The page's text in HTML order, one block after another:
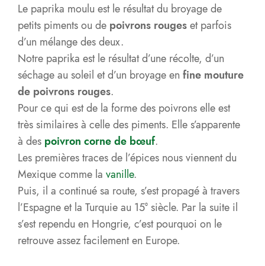
Le paprika moulu est le résultat du broyage de
petits piments ou de poivrons rougeset parfois
d’un mélange des deux.
Notre paprika est le résultat d’une récolte, d’un
séchage au soleil et d’un broyage en fine mouture
de poivrons rouges.
Pour ce qui est de la forme des poivrons elle est
très similaires à celle des piments. Elle s’apparente
à des poivron corne de bœuf.
Les premières traces de l’épices nous viennent du
Mexique comme la vanille.
Puis, il a continué sa route, s’est propagé à travers
l’Espagne et la Turquie au 15° siècle. Par la suite il
s’est rependu en Hongrie, c’est pourquoi on le
retrouve assez facilement en Europe.